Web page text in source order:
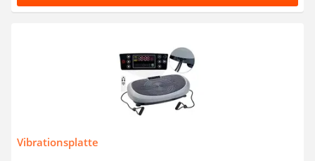
Reinigungsergebnis. Wie gängige Tests zeigen, sind vor
und einer geringen Lautstärke bei den Käufern sehr
beliebt. Entscheiden Sie sich jetzt für einen
akkubetriebenen Hartbodenreiniger mit hoher
Reinigungsleistung aus unserer Vergleichstabelle.
Vibrationsplatte